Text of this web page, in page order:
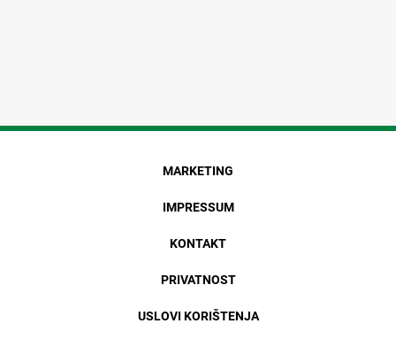
MARKETING
IMPRESSUM
KONTAKT
PRIVATNOST
USLOVI KORIŠTENJA